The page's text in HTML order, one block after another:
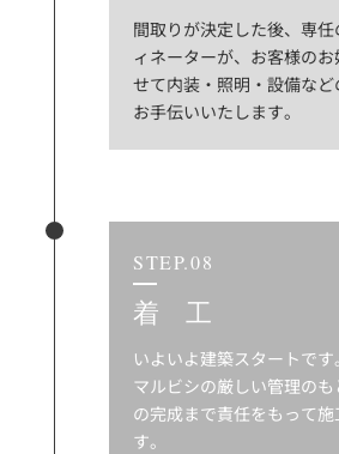
間取りが決定した後、専
ィネーターが、お客様の
せて内装・照明・設備な
お手伝いいたします。
STEP.08
着 工
いよいよ建築スタートです。
マルビシの厳しい管理の
の完成まで責任をもって
す。